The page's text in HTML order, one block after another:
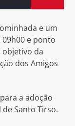
e um
e ponto
objetivo da
dos Amigos
a adoção
Santo Tirso.